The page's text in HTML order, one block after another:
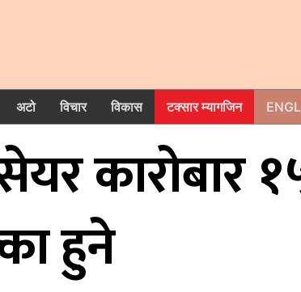
अटो विचार विकास टक्सार म्यागजिन
कारोबार
हुने